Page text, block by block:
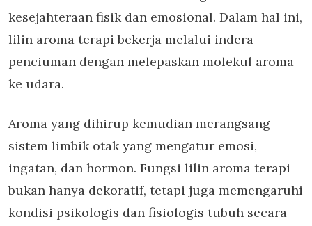
kesejahteraan fisik dan emosional. Dalam hal ini,
lilin aroma terapibekerja melalui indera
penciuman dengan melepaskan molekul aroma
ke udara.
Aroma yang dihirup kemudian merangsang
sistem limbik otak yang mengatur emosi,
ingatan, dan hormon. Fungsi lilin aroma terapi
bukan hanya dekoratif, tetapi juga memengaruhi
kondisi psikologis dan fisiologis tubuh secara